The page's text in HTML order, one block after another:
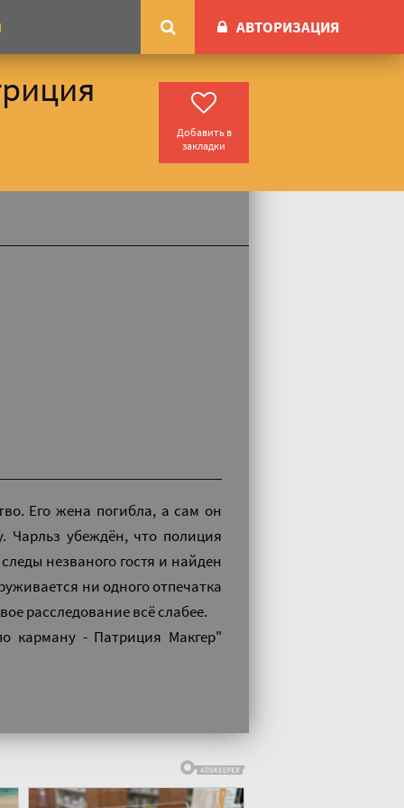
АВТОРИЗАЦИЯ
Добавить в
закладки
Его жена погибла, а сам он
Чарльз убеждён, что полиция
незваного гостя и найден
ни одного отпечатка
расследование всё слабее.
карману - Патриция Макгер"